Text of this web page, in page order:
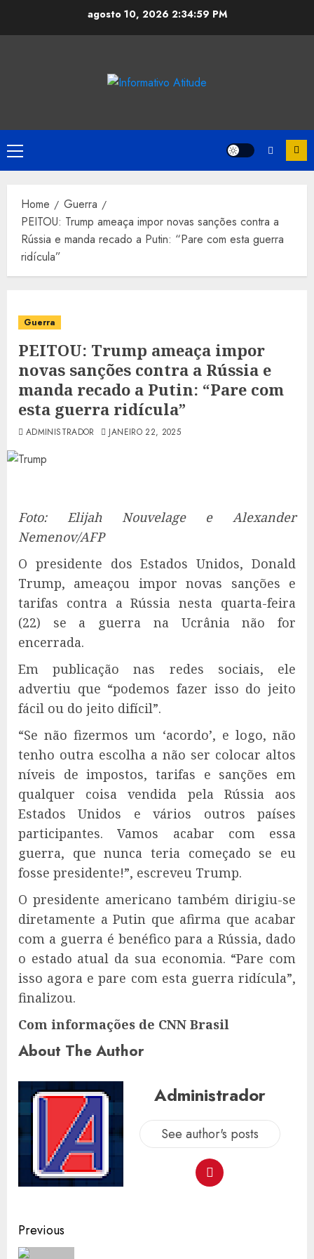
agosto 10, 2026 2:34:59 PM
Primary
Menu
Home
Guerra
PEITOU: Trump ameaça impor novas sanções contra a
Rússia e manda recado a Putin: “Pare com esta guerra
ridícula”
Guerra
PEITOU: Trump ameaça impor
novas sanções contra a Rússia e
manda recado a Putin: “Pare com
esta guerra ridícula”
ADMINISTRADOR JANEIRO 22, 2025
Foto: Elijah Nouvelage e Alexander
Nemenov/AFP
O presidente dos Estados Unidos, Donald
Trump, ameaçou impor novas sanções e
tarifas contra a Rússia nesta quarta-feira
(22) se a guerra na Ucrânia não for
encerrada.
Em publicação nas redes sociais, ele
advertiu que “podemos fazer isso do jeito
fácil ou do jeito difícil”.
“Se não fizermos um ‘acordo’, e logo, não
tenho outra escolha a não ser colocar altos
níveis de impostos, tarifas e sanções em
qualquer coisa vendida pela Rússia aos
Estados Unidos e vários outros países
participantes. Vamos acabar com essa
guerra, que nunca teria começado se eu
fosse presidente!”, escreveu Trump.
O presidente americano também dirigiu-se
diretamente a Putin que afirma que acabar
com a guerra é benéfico para a Rússia, dado
o estado atual da sua economia. “Pare com
isso agora e pare com esta guerra ridícula”,
finalizou.
Com informações de CNN Brasil
About The Author
Administrador
See author's posts
Post
Previous